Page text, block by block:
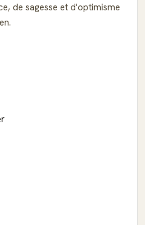
de sagesse et d'optimisme